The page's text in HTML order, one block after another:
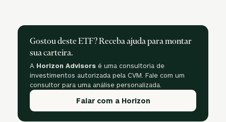
Gostou deste ETF? Receba ajuda para montar
sua carteira.
A Horizon Advisors é uma consultoria de
investimentos autorizada pela CVM. Fale com um
consultor para uma análise personalizada.
Falar com a Horizon